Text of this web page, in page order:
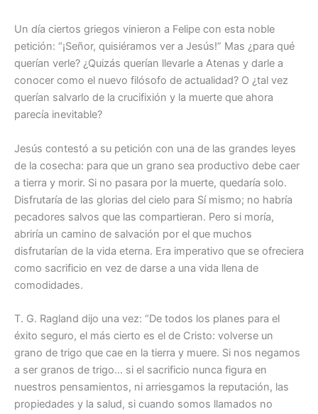
Un día ciertos griegos vinieron a Felipe con esta noble
petición: “¡Señor, quisiéramos ver a Jesús!” Mas ¿para qué
querían verle? ¿Quizás querían llevarle a Atenas y darle a
conocer como el nuevo filósofo de actualidad? O ¿tal vez
querían salvarlo de la crucifixión y la muerte que ahora
parecía inevitable?
Jesús contestó a su petición con una de las grandes leyes
de la cosecha: para que un grano sea productivo debe caer
a tierra y morir. Si no pasara por la muerte, quedaría solo.
Disfrutaría de las glorias del cielo para Sí mismo; no habría
pecadores salvos que las compartieran. Pero si moría,
abriría un camino de salvación por el que muchos
disfrutarían de la vida eterna. Era imperativo que se ofreciera
como sacrificio en vez de darse a una vida llena de
comodidades.
T. G. Ragland dijo una vez: “De todos los planes para el
éxito seguro, el más cierto es el de Cristo: volverse un
grano de trigo que cae en la tierra y muere. Si nos negamos
a ser granos de trigo… si el sacrificio nunca figura en
nuestros pensamientos, ni arriesgamos la reputación, las
propiedades y la salud, si cuando somos llamados no